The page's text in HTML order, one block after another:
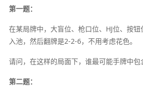
第一题：
在某局牌中，大盲位、枪口位、HJ位、按钮
入池，然后翻牌是2-2-6，不用考虑花色。
请问，在这样的局面下，谁最可能手牌中包
第二题：